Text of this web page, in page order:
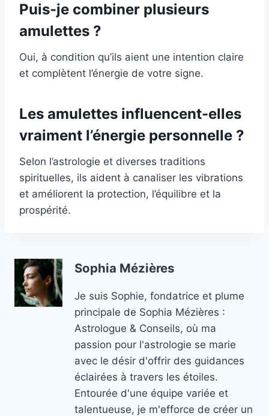
Puis-je combiner plusieurs
amulettes ?
Oui, à condition qu’ils aient une intention claire
et complètent l’énergie de votre signe.
Les amulettes influencent-elles
vraiment l’énergie personnelle ?
Selon l’astrologie et diverses traditions
spirituelles, ils aident à canaliser les vibrations
et améliorent la protection, l’équilibre et la
prospérité.
Sophia Mézières
Je suis Sophie, fondatrice et plume
principale de Sophia Mézières :
Astrologue & Conseils, où ma
passion pour l'astrologie se marie
avec le désir d'offrir des guidances
éclairées à travers les étoiles.
Entourée d'une équipe variée et
talentueuse, je m'efforce de créer un